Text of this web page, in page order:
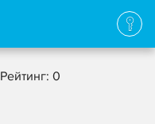
Рейтинг: 0